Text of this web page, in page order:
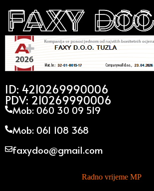
ID: 4210269990006
PDV: 210269990006
Mob: 060 30 09 519
Mob: 061 108 368
faxydoo@gmail.com
Radno vrijeme MP